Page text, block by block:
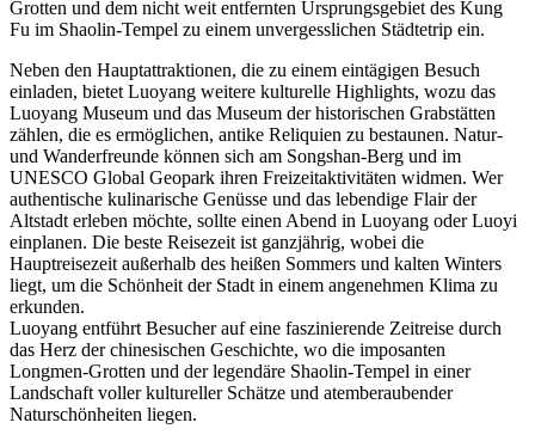
Grotten und dem nicht weit entfernten Ursprungsgebiet des Kung
Fu im Shaolin-Tempel zu einem unvergesslichen Städtetrip ein.
Neben den Hauptattraktionen, die zu einem eintägigen Besuch
einladen, bietet Luoyang weitere kulturelle Highlights, wozu das
Luoyang Museum und das Museum der historischen Grabstätten
zählen, die es ermöglichen, antike Reliquien zu bestaunen. Natur-
und Wanderfreunde können sich am Songshan-Berg und im
UNESCO Global Geopark ihren Freizeitaktivitäten widmen. Wer
authentische kulinarische Genüsse und das lebendige Flair der
Altstadt erleben möchte, sollte einen Abend in Luoyang oder Luoyi
einplanen. Die beste Reisezeit ist ganzjährig, wobei die
Hauptreisezeit außerhalb des heißen Sommers und kalten Winters
liegt, um die Schönheit der Stadt in einem angenehmen Klima zu
erkunden.
Luoyang entführt Besucher auf eine faszinierende Zeitreise durch
das Herz der chinesischen Geschichte, wo die imposanten
Longmen-Grotten und der legendäre Shaolin-Tempel in einer
Landschaft voller kultureller Schätze und atemberaubender
Naturschönheiten liegen.